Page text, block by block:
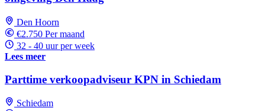
Den Hoorn
€2.750 Per maand
32 - 40 uur per week
Lees meer
Parttime verkoopadviseur KPN in Schiedam
Schiedam